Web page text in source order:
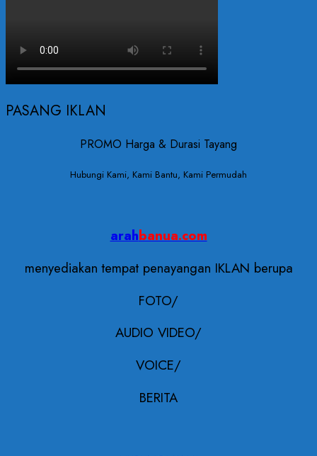
PASANG IKLAN
PROMO Harga & Durasi Tayang
Hubungi Kami, Kami Bantu, Kami Permudah
arahbanua.com
menyediakan tempat penayangan IKLAN berupa
FOTO/
AUDIO VIDEO/
VOICE/
BERITA